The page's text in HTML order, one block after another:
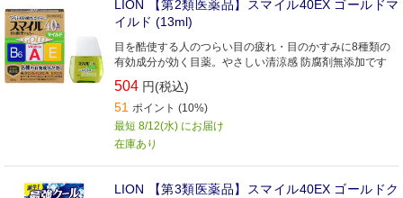
LION 【第2類医薬品】スマイル40EX ゴールドマ
イルド (13ml)
目を酷使する人のつらい目の疲れ・目のかすみに8種類の
有効成分が効く目薬。やさしい清涼感 防腐剤無添加です
504 円(税込)
51 ポイント (10%)
最短 8/12(水) にお届け
在庫あり
LION 【第3類医薬品】スマイル40EX ゴールドク